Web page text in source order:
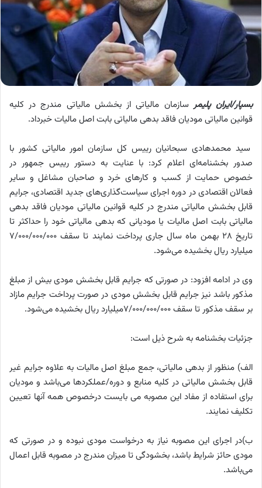
بسپار/ایران پلیمر سازمان مالیاتی از بخشش مالیاتی مندرج در کلیه
قوانین مالیاتی مودیان فاقد بدهی مالیاتی بابت اصل مالیات خبرداد.
سید محمدهادی سبحانیان رییس کل سازمان امور مالیاتی کشور با
صدور بخشنامه‌ای اعلام کرد: با عنایت به دستور رییس جمهور در
خصوص حمایت از کسب و کارهای خرد و صاحبان مشاغل و سایر
فعالان اقتصادی در دوره اجرای سیاست‌گذاری‌های جدید اقتصادی، جرایم
قابل بخشش مالیاتی مندرج در کلیه قوانین مالیاتی مودیان فاقد بدهی
مالیاتی بابت اصل مالیات یا مودیانی که بدهی مالیاتی خود را حداکثر تا
تاریخ 28 بهمن ماه سال جاری پرداخت نمایند تا سقف 7/000/000/000
میلیارد ریال بخشیده می‌شود.
وی در ادامه افزود: در صورتی که جرایم قابل بخشش مودی بیش از مبلغ
مذکور باشد نیز جرایم قابل بخشش مودی در صورت پرداخت جرایم مازاد
بر سقف مذکور تا سقف 7/000/000/000میلیارد ریال بخشیده می‌شود.
جزئیات بخشنامه به شرح ذیل است:
الف) منظور از بدهی مالیاتی، جمع مبلغ اصل مالیات به علاوه جرایم غیر
قابل بخشش مالیاتی در کلیه منابع و دوره/عملکردها می‌باشد و مودیان
برای استفاده از مفاد این مصوبه می بایست درخصوص همه آنها تعیین
تکلیف نمایند.
ب)در اجرای این مصوبه نیاز به درخواست مودی نبوده و در صورتی که
مودی حائز شرایط باشد، بخشودگی تا میزان مندرج در مصوبه قابل اعمال
می‌باشد.